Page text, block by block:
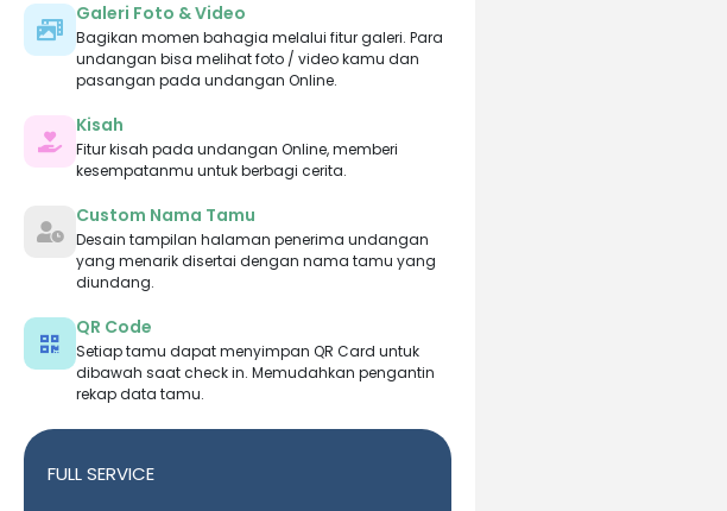
Galeri Foto & Video
Bagikan momen bahagia melalui fitur galeri. Para
undangan bisa melihat foto / video kamu dan
pasangan pada undangan Online.
Kisah
Fitur kisah pada undangan Online, memberi
kesempatanmu untuk berbagi cerita.
Custom Nama Tamu
Desain tampilan halaman penerima undangan
yang menarik disertai dengan nama tamu yang
diundang.
QR Code
Setiap tamu dapat menyimpan QR Card untuk
dibawah saat check in. Memudahkan pengantin
rekap data tamu.
FULL SERVICE